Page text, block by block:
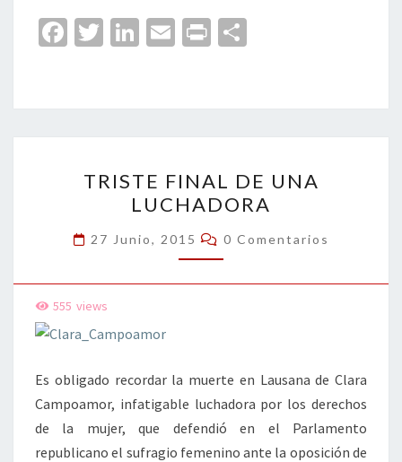
Fa
o
o
T
er
Li
dI
n
E
l
Pr
p
ar
tir
FINAL
DE
UNA
LUCHADORA
TRISTE FINAL DE UNA
LUCHADORA
27 Junio, 2015 Comentarios
0 Comentarios
555 views
Es obligado recordar la muerte en Lausana de Clara
Campoamor, infatigable luchadora por los derechos
de la mujer, que defendió en el Parlamento
republicano el sufragio femenino ante la oposición de